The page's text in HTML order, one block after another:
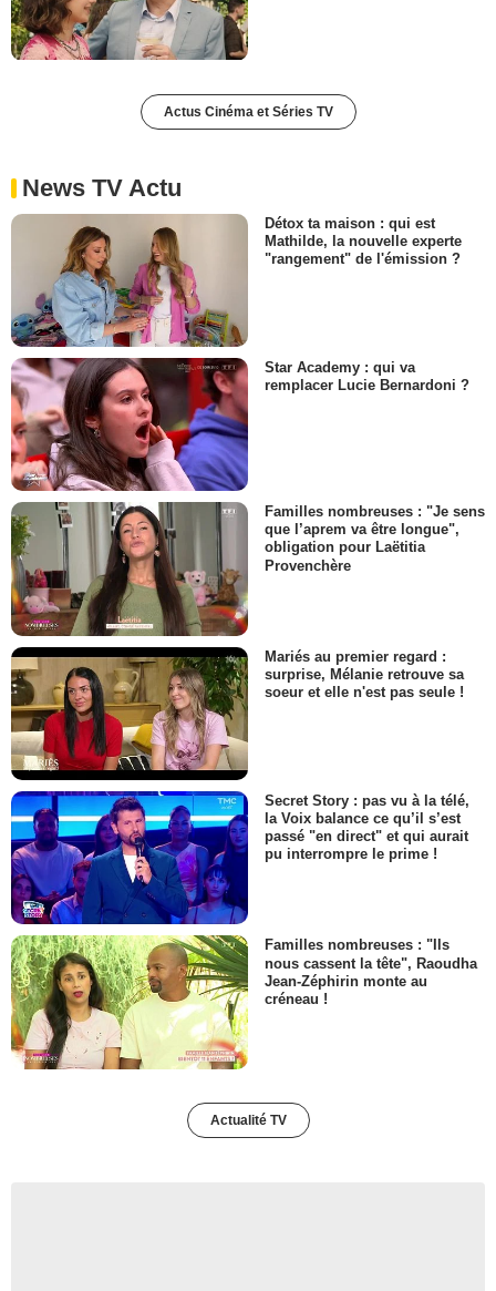
Actus Cinéma et Séries TV
News TV Actu
Détox ta maison : qui est
Mathilde, la nouvelle experte
"rangement" de l'émission ?
Star Academy : qui va
remplacer Lucie Bernardoni ?
Familles nombreuses : "Je sens
que l’aprem va être longue",
obligation pour Laëtitia
Provenchère
Mariés au premier regard :
surprise, Mélanie retrouve sa
soeur et elle n'est pas seule !
Secret Story : pas vu à la télé,
la Voix balance ce qu’il s’est
passé "en direct" et qui aurait
pu interrompre le prime !
Familles nombreuses : "Ils
nous cassent la tête", Raoudha
Jean-Zéphirin monte au
créneau !
Actualité TV